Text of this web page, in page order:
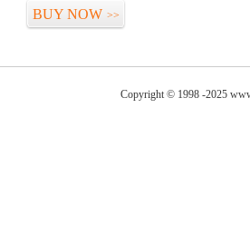
BUY NOW >>
Copyright © 1998 -2025